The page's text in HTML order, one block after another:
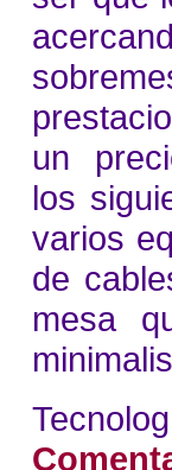
un
los
varios
de
mesa